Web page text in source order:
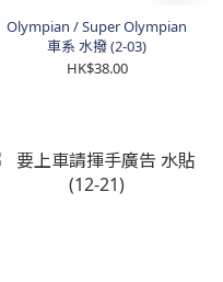
Olympian / Super Olympian
車系 水撥 (2-03)
HK$38.00